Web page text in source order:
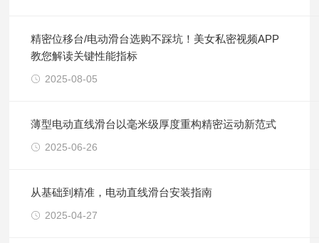
精密位移台/电动滑台选购不踩坑！美女私密视频APP
教您解读关键性能指标
2025-08-05
薄型电动直线滑台以毫米级厚度重构精密运动新范式
2025-06-26
从基础到精准，电动直线滑台安装指南
2025-04-27